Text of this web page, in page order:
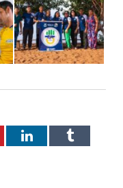
LinkedInTumblr